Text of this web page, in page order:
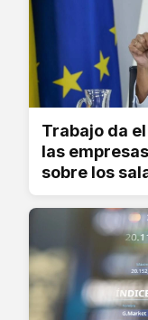
Trabajo da
las
sobre los